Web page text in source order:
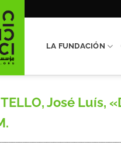
LA FUNDACIÓN
TELLO, José Luís,